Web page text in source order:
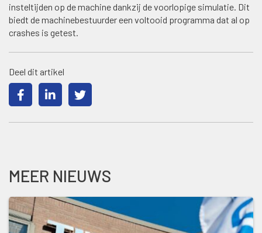
insteltijden op de machine dankzij de voorlopige simulatie. Dit
biedt de machinebestuurder een voltooid programma dat al op
crashes is getest.
Deel dit artikel
MEER NIEUWS